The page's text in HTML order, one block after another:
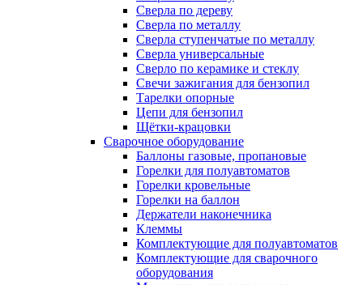
Сверла по дереву
Сверла по металлу
Сверла ступенчатые по металлу
Сверла универсальные
Сверло по керамике и стеклу
Свечи зажигания для бензопил
Тарелки опорные
Цепи для бензопил
Щётки-крацовки
Сварочное оборудование
Баллоны газовые, пропановые
Горелки для полуавтоматов
Горелки кровельные
Горелки на баллон
Держатели наконечника
Клеммы
Комплектующие для полуавтоматов
Комплектующие для сварочного
оборудования